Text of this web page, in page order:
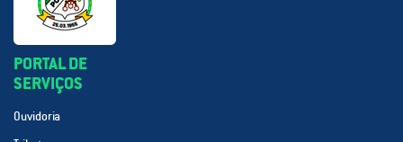
PORTAL DE
SERVIÇOS
Ouvidoria